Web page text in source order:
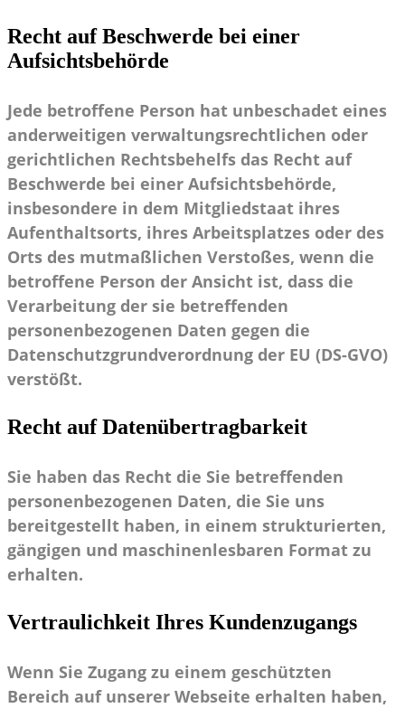
Recht auf Beschwerde bei einer
Aufsichtsbehörde
Jede betroffene Person hat unbeschadet eines
anderweitigen verwaltungsrechtlichen oder
gerichtlichen Rechtsbehelfs das Recht auf
Beschwerde bei einer Aufsichtsbehörde,
insbesondere in dem Mitgliedstaat ihres
Aufenthaltsorts, ihres Arbeitsplatzes oder des
Orts des mutmaßlichen Verstoßes, wenn die
betroffene Person der Ansicht ist, dass die
Verarbeitung der sie betreffenden
personenbezogenen Daten gegen die
Datenschutzgrundverordnung der EU (DS-GVO)
verstößt.
Recht auf Datenübertragbarkeit
Sie haben das Recht die Sie betreffenden
personenbezogenen Daten, die Sie uns
bereitgestellt haben, in einem strukturierten,
gängigen und maschinenlesbaren Format zu
erhalten.
Vertraulichkeit Ihres Kundenzugangs
Wenn Sie Zugang zu einem geschützten
Bereich auf unserer Webseite erhalten haben,